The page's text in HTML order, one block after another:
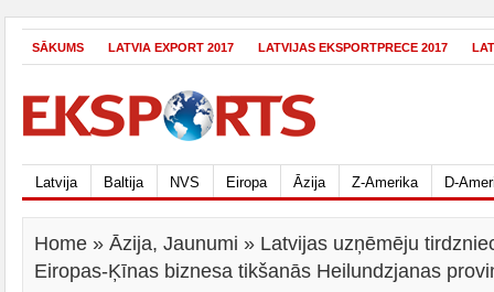
SĀKUMS LATVIA EXPORT 2017 LATVIJAS EKSPORTPRECE 2017
Latvija Baltija NVS Eiropa Āzija Z-Amerika D-
Home » Āzija, Jaunumi » Latvijas uzņēmēju
Eiropas-Ķīnas biznesa tikšanās Heilundzjanas